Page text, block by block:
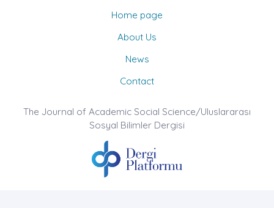
Home page
About Us
News
Contact
The Journal of Academic Social Science/Uluslararası
Sosyal Bilimler Dergisi